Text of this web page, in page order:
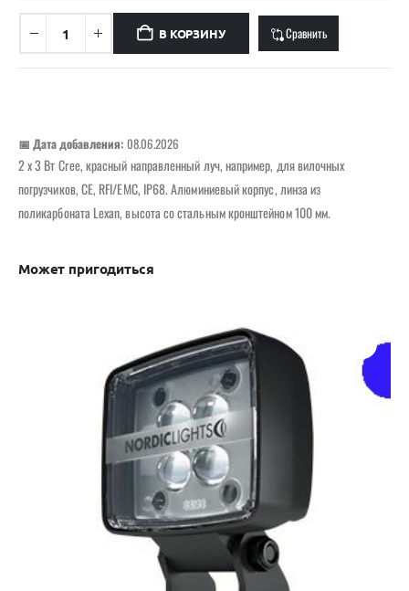
В КОРЗИНУ Сравнить
📅 Дата добавления: 08.06.2026
2 x 3 Вт Cree, красный направленный луч, например, для вилочных
погрузчиков, CE, RFI/EMC, IP68. Алюминиевый корпус, линза из
поликарбоната Lexan, высота со стальным кронштейном 100 мм.
Может пригодиться